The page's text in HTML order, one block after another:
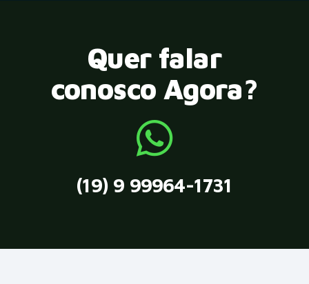
Quer falar
conosco Agora?
(19) 9 99964-1731